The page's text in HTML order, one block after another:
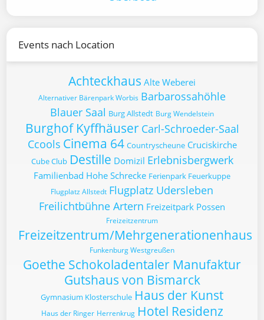
Events nach Location
Achteckhaus Alte Weberei
Alternativer Bärenpark Worbis Barbarossahöhle
Blauer Saal Burg Allstedt Burg Wendelstein
Burghof Kyffhäuser Carl-Schroeder-Saal
Ccools Cinema 64 Countryscheune Cruciskirche
Cube Club Destille Domizil Erlebnisbergwerk
Familienbad Hohe Schrecke Ferienpark Feuerkuppe
Flugplatz Allstedt Flugplatz Udersleben
Freilichtbühne Artern Freizeitpark Possen
Freizeitzentrum
Freizeitzentrum/Mehrgenerationenhaus
Funkenburg Westgreußen
Goethe Schokoladentaler Manufaktur
Gutshaus von Bismarck
Gymnasium Klosterschule Haus der Kunst
Haus der Ringer Herrenkrug Hotel Residenz